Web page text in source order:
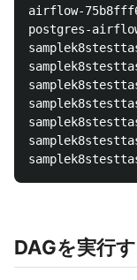
airflow-
postgres-
DAGを実行